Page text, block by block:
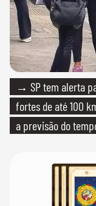
→ SP tem alerta
fortes de até 100
a previsão do